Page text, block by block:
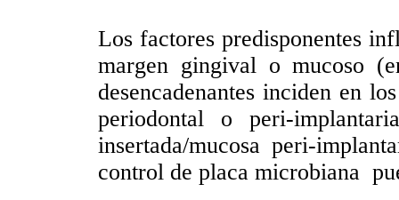
Los factores predisponentes
margen gingival o mucoso
desencadenantes inciden en
periodontal o peri-
insertada/mucosa peri-
control de placa microbiana